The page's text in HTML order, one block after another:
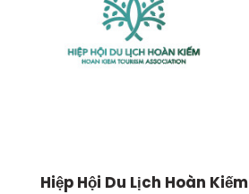
Hiệp Hội Du Lịch Hoàn Kiếm